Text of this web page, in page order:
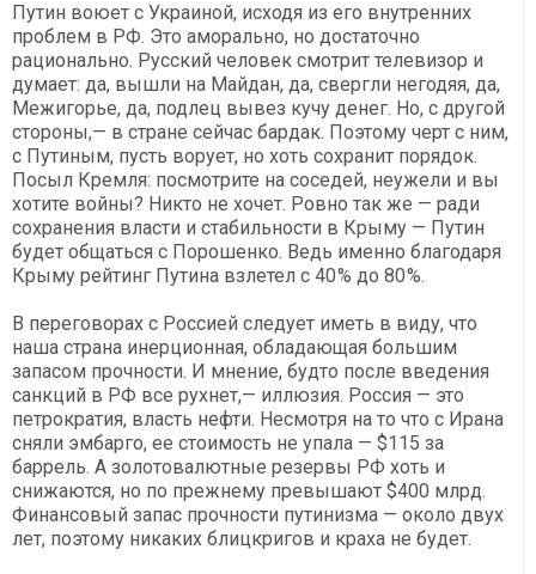
Путин воюет с Украиной, исходя из его внутренних
проблем в РФ. Это аморально, но достаточно
рационально. Русский человек смотрит телевизор и
думает: да, вышли на Майдан, да, свергли негодяя, да,
Межигорье, да, подлец вывез кучу денег. Но, с другой
стороны,— в стране сейчас бардак. Поэтому черт с ним,
с Путиным, пусть ворует, но хоть сохранит порядок.
Посыл Кремля: посмотрите на соседей, неужели и вы
хотите войны? Никто не хочет. Ровно так же — ради
сохранения власти и стабильности в Крыму — Путин
будет общаться с Порошенко. Ведь именно благодаря
Крыму рейтинг Путина взлетел с 40 % до 80 %.
В переговорах с Россией следует иметь в виду, что
наша страна инерционная, обладающая большим
запасом прочности. И мнение, будто после введения
санкций в РФ все рухнет,— иллюзия. Россия — это
петрократия, власть нефти. Несмотря на то что с Ирана
сняли эмбарго, ее стоимость не упала — $115 за
баррель. А золотовалютные резервы РФ хоть и
снижаются, но по прежнему превышают $400 млрд.
Финансовый запас прочности путинизма — около двух
лет, поэтому никаких блицкригов и краха не будет.